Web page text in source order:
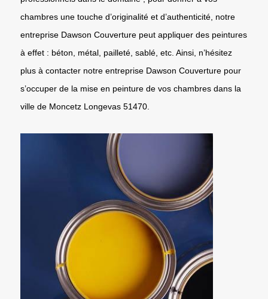
chambres une touche d’originalité et d’authenticité, notre
entreprise Dawson Couverture peut appliquer des peintures
à effet : béton, métal, pailleté, sablé, etc. Ainsi, n’hésitez
plus à contacter notre entreprise Dawson Couverture pour
s’occuper de la mise en peinture de vos chambres dans la
ville de Moncetz Longevas 51470.